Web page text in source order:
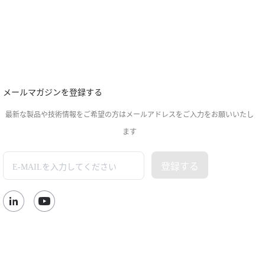
メールマガジンを登録する
最新な製品や技術情報をご希望の方はメールアドレスをご入力をお願いいたし
ます
登録する